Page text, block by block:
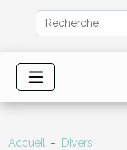
Accueil
Divers